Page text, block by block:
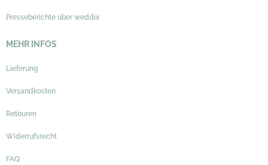
Presseberichte über weddix
MEHR INFOS
Lieferung
Versandkosten
Retouren
Widerrufsrecht
FAQ